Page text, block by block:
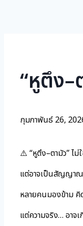
“หูตึง–
กุมภาพันธ์ 26,
⚠️ “หูตึง–ตามัว” ไม่
แต่อาจเป็นสัญญาณเ
หลายคนมองข้าม คิ
แต่ความจริง… อาจ